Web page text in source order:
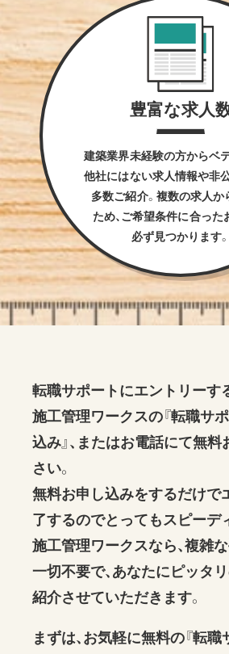
豊富な求人
建築業界未経験の方からベ
他社にはない求人情報や非
多数ご紹介。複数の求人か
ため、ご希望条件に合った
必ず見つかります。
転職サポートにエントリーす
施工管理ワークスの『転職サ
込み』、またはお電話にて無
さい。
無料お申し込みをするだけで
了するのでとってもスピーデ
施工管理ワークスなら、複雑
一切不要で、あなたにピッタ
紹介させていただきます。
まずは、お気軽に無料の『転